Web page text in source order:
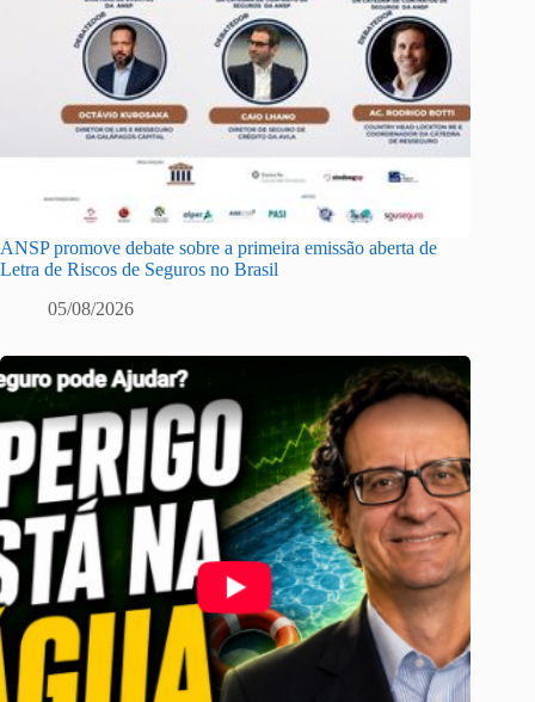
ANSP promove debate sobre a primeira emissão aberta de
Letra de Riscos de Seguros no Brasil
05/08/2026